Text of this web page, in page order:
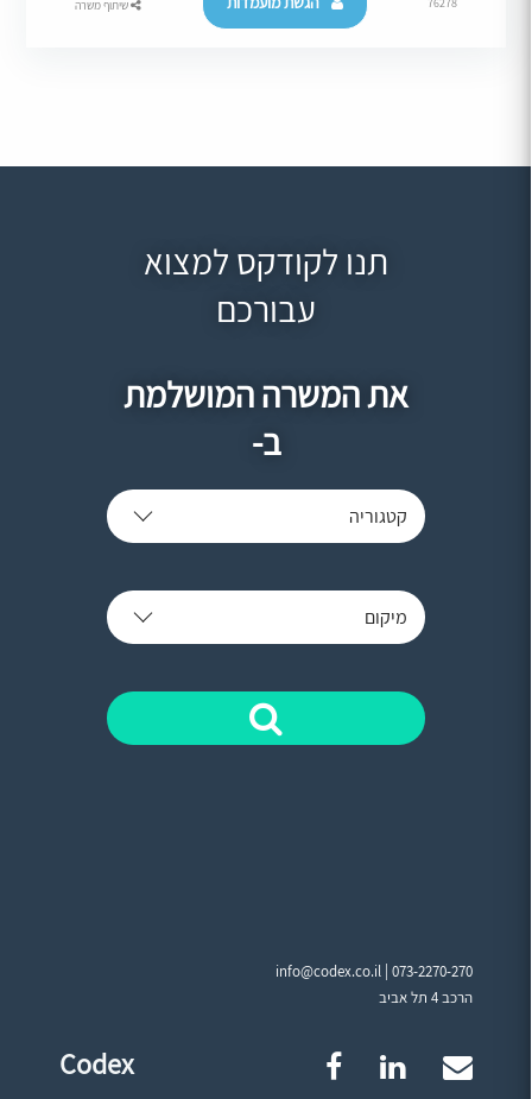
שיתוף משרה
תנו לקודקס למצוא
עבורכם
את המשרה המושלמת
ב-
קטגוריה
מיקום
info@codex.co.il |073-2270-270
הרכב 4 תל אביב
Codex